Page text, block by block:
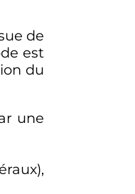
de
est
du
une